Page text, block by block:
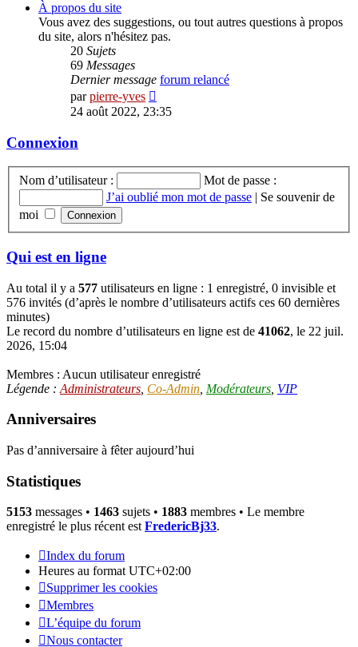
À propos du site
Vous avez des suggestions, ou tout autres questions à propos
du site, alors n'hésitez pas.
20 Sujets
69 Messages
Dernier message forum relancé
parpierre-yves
le
24 août 2022, 23:35
Connexion
Nom d’utilisateur :
Mot de passe :
J’ai oublié mon mot de passe | Se souvenir de
moi
Qui est en ligne
Au total il y a 577 utilisateurs en ligne : 1 enregistré, 0 invisible et
576 invités (d’après le nombre d’utilisateurs actifs ces 60 dernières
minutes)
Le record du nombre d’utilisateurs en ligne est de 41062, le 22 juil.
2026, 15:04
Membres : Aucun utilisateur enregistré
Légende : Administrateurs Co-Admin Modérateurs VIP
Anniversaires
Pas d’anniversaire à fêter aujourd’hui
Statistiques
5153 messages • 1463 sujets • 1883 membres • Le membre
enregistré le plus récent est FredericBj33.
Index du forum
Heures au format UTC+02:00
Supprimer les cookies
Membres
L’équipe du forum
Nous contacter